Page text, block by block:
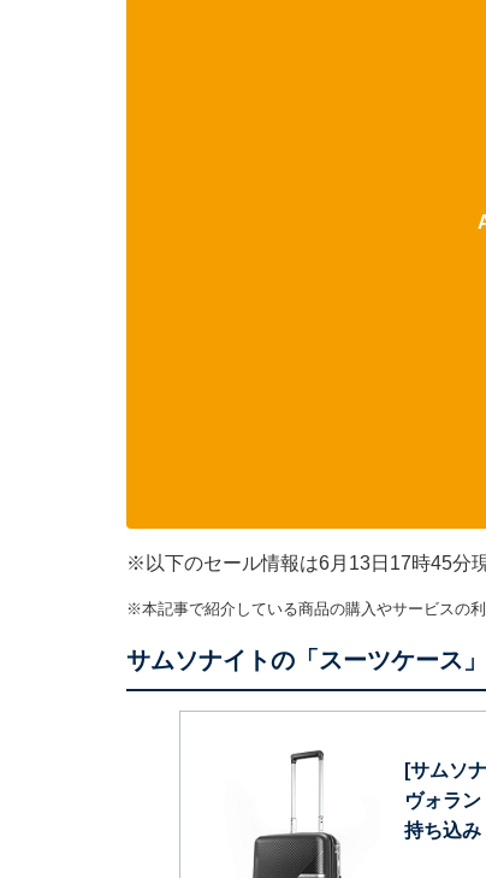
※以下のセール情報は6月13日17時45分
※本記事で紹介している商品の購入やサービスの
サムソナイトの「スーツケース
[サムソ
ヴォラ
持ち込